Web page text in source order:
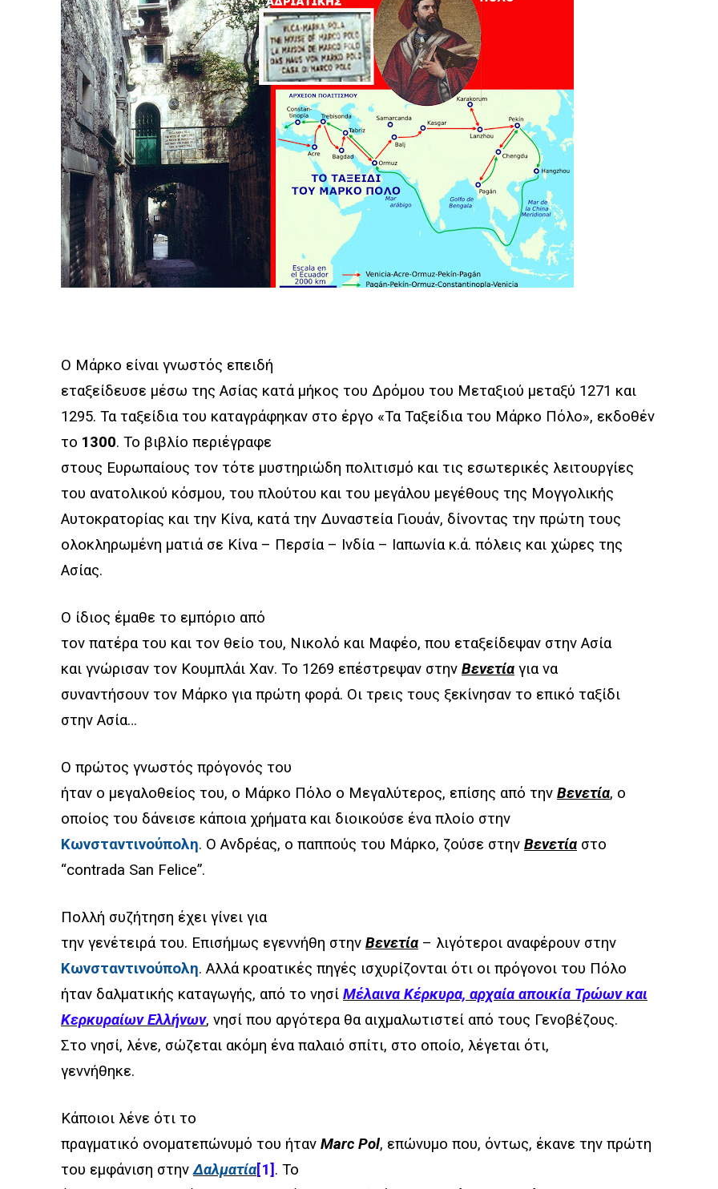
Ο Μάρκο είναι γνωστός επειδή
εταξείδευσε μέσω της Ασίας κατά μήκος του Δρόμου του Μεταξιού μεταξύ 1271 και
1295. Τα ταξείδια του καταγράφηκαν στο έργο «Τα Ταξείδια του Μάρκο Πόλο», εκδοθέν
το 1300. Το βιβλίο περιέγραφε
στους Ευρωπαίους τον τότε μυστηριώδη πολιτισμό και τις εσωτερικές λειτουργίες
του ανατολικού κόσμου, του πλούτου και του μεγάλου μεγέθους της Μογγολικής
Αυτοκρατορίας και την Κίνα, κατά την Δυναστεία Γιουάν, δίνοντας την πρώτη τους
ολοκληρωμένη ματιά σε Κίνα – Περσία – Ινδία – Ιαπωνία κ.ά. πόλεις και χώρες της
Ασίας.
Ο ίδιος έμαθε το εμπόριο από
τον πατέρα του και τον θείο του, Νικολό και Μαφέο, που εταξείδεψαν στην Ασία
και γνώρισαν τον Κουμπλάι Χαν. Το 1269 επέστρεψαν στην Βενετία για να
συναντήσουν τον Μάρκο για πρώτη φορά. Οι τρεις τους ξεκίνησαν το επικό ταξίδι
στην Ασία…
Ο πρώτος γνωστός πρόγονός του
ήταν ο μεγαλοθείος του, ο Μάρκο Πόλο ο Μεγαλύτερος, επίσης από την Βενετία, ο
οποίος του δάνεισε κάποια χρήματα και διοικούσε ένα πλοίο στην
Κωνσταντινούπολη. Ο Ανδρέας, ο παππούς του Μάρκο, ζούσε στην Βενετία στο
“contrada San Felice”.
Πολλή συζήτηση έχει γίνει για
την γενέτειρά του. Επισήμως εγεννήθη στην Βενετία – λιγότεροι αναφέρουν στην
Κωνσταντινούπολη. Αλλά κροατικές πηγές ισχυρίζονται ότι οι πρόγονοι του Πόλο
ήταν δαλματικής καταγωγής, από το νησί Μέλαινα Κέρκυρα, αρχαία αποικία Τρώων και
Κερκυραίων Ελλήνων, νησί που αργότερα θα αιχμαλωτιστεί από τους Γενοβέζους.
Στο νησί, λένε, σώζεται ακόμη ένα παλαιό σπίτι, στο οποίο, λέγεται ότι,
γεννήθηκε.
Κάποιοι λένε ότι το
πραγματικό ονοματεπώνυμό του ήταν Marc Pol, επώνυμο που, όντως, έκανε την πρώτη
του εμφάνιση στηνΔαλματία[1] . Το